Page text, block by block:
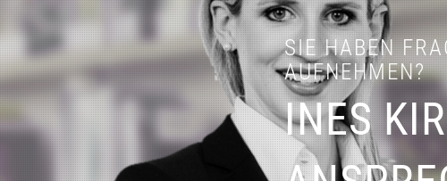
SIE HABEN
AUFNEHMEN?
INES